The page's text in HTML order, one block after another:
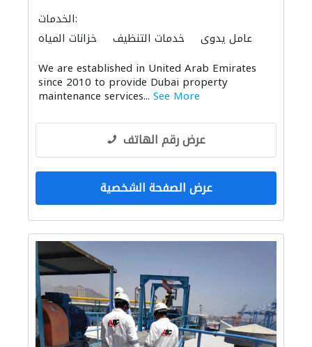
الخدمات:
خزانات المياه
خدمات التنظيف عامل يدوي
الصيانة الكهربائية مكافحة الحشرات
أنظمة أمن الدهان
We are established in United Arab Emirates
since 2010 to provide Dubai property
maintenance services... See More
عرض رقم الهاتف
عرض الصفحة الشخصية